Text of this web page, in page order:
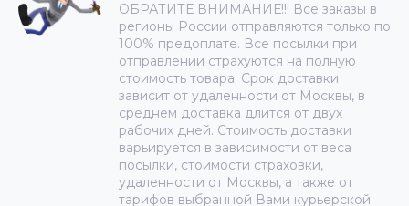
ОБРАТИТЕ ВНИМАНИЕ!!! Все заказы в
регионы России отправляются только по
100% предоплате. Все посылки при
отправлении страхуются на полную
стоимость товара. Срок доставки
зависит от удаленности от Москвы, в
среднем доставка длится от двух
рабочих дней. Стоимость доставки
варьируется в зависимости от веса
посылки, стоимости страховки,
удаленности от Москвы, а также от
тарифов выбранной Вами курьерской